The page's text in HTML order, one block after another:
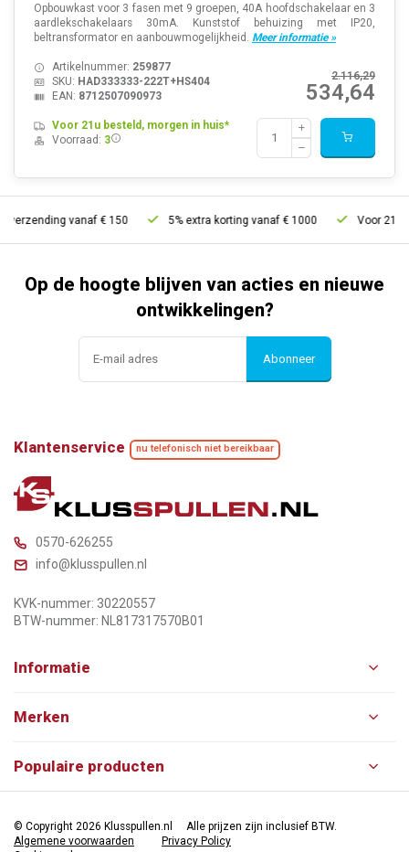
Opbouwkast voor 3 fasen met 9 groepen, 40A hoofdschakelaar en 3
aardlekschakelaars 30mA. Kunststof behuizing met IP20,
beltransformator en aanbouwmogelijkheid. Meer informatie »
2.116,29
534,64
Artikelnummer: 259877
SKU: HAD333333-222T+HS404
EAN: 8712507090973
Voor 21u besteld, morgen in huis*
Voorraad: 3
vanaf € 150 5% extra korting vanaf € 1000 Voor 21u
Op de hoogte blijven van acties en nieuwe
ontwikkelingen?
Abonneer
Klantenservice nu telefonisch niet bereikbaar
0570-626255
info@klusspullen.nl
KVK-nummer: 30220557
BTW-nummer: NL817317570B01
Informatie
Merken
Populaire producten
© Copyright 2026 Klusspullen.nl
Alle prijzen zijn inclusief BTW.
Algemene voorwaarden
Privacy Policy